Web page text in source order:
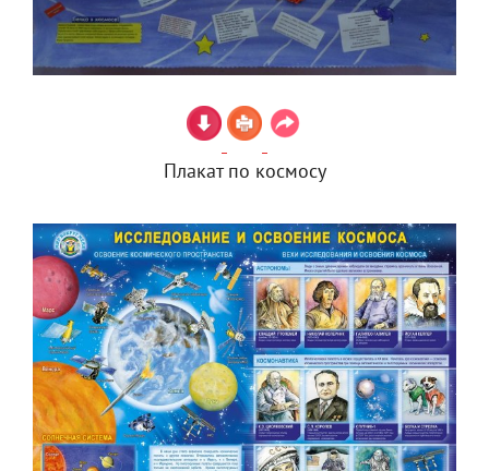
Плакат по космосу